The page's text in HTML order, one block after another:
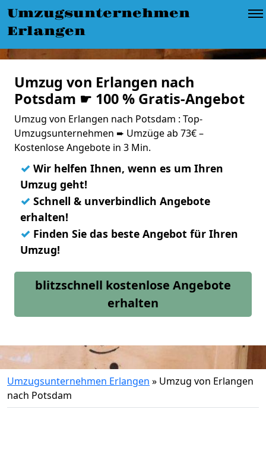
Umzugsunternehmen
Erlangen
Umzug von Erlangen nach
Potsdam ☛ 100 % Gratis-Angebot
Umzug von Erlangen nach Potsdam : Top-
Umzugsunternehmen ➨ Umzüge ab 73€ –
Kostenlose Angebote in 3 Min.
✓ Wir helfen Ihnen, wenn es um Ihren
Umzug geht!
✓ Schnell & unverbindlich Angebote
erhalten!
✓ Finden Sie das beste Angebot für Ihren
Umzug!
blitzschnell kostenlose Angebote
erhalten
Umzugsunternehmen Erlangen » Umzug von Erlangen
nach Potsdam